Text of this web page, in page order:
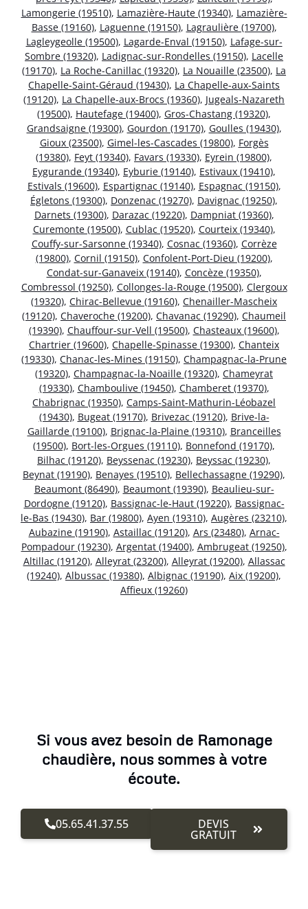
Lamongerie (19510), Lamazière-Haute (19340), Lamazière-
Basse (19160), Laguenne (19150), Lagraulière (19700),
Lagleygeolle (19500), Lagarde-Enval (19150), Lafage-sur-
Sombre (19320), Ladignac-sur-Rondelles (19150), Lacelle
(19170), La Roche-Canillac (19320), La Nouaille (23500), La
Chapelle-Saint-Géraud (19430), La Chapelle-aux-Saints
(19120), La Chapelle-aux-Brocs (19360), Jugeals-Nazareth
(19500), Hautefage (19400), Gros-Chastang (19320),
Grandsaigne (19300), Gourdon (19170), Goulles (19430),
Gioux (23500), Gimel-les-Cascades (19800), Forgès
(19380), Feyt (19340), Favars (19330), Eyrein (19800),
Eygurande (19340), Eyburie (19140), Estivaux (19410),
Estivals (19600), Espartignac (19140), Espagnac (19150),
Égletons (19300), Donzenac (19270), Davignac (19250),
Darnets (19300), Darazac (19220), Dampniat (19360),
Curemonte (19500), Cublac (19520), Courteix (19340),
Couffy-sur-Sarsonne (19340), Cosnac (19360), Corrèze
(19800), Cornil (19150), Confolent-Port-Dieu (19200),
Condat-sur-Ganaveix (19140), Concèze (19350),
Combressol (19250), Collonges-la-Rouge (19500), Clergoux
(19320), Chirac-Bellevue (19160), Chenailler-Mascheix
(19120), Chaveroche (19200), Chavanac (19290), Chaumeil
(19390), Chauffour-sur-Vell (19500), Chasteaux (19600),
Chartrier (19600), Chapelle-Spinasse (19300), Chanteix
(19330), Chanac-les-Mines (19150), Champagnac-la-Prune
(19320), Champagnac-la-Noaille (19320), Chameyrat
(19330), Chamboulive (19450), Chamberet (19370),
Chabrignac (19350), Camps-Saint-Mathurin-Léobazel
(19430), Bugeat (19170), Brivezac (19120), Brive-la-
Gaillarde (19100), Brignac-la-Plaine (19310), Branceilles
(19500), Bort-les-Orgues (19110), Bonnefond (19170),
Bilhac (19120), Beyssenac (19230), Beyssac (19230),
Beynat (19190), Benayes (19510), Bellechassagne (19290),
Beaumont (86490), Beaumont (19390), Beaulieu-sur-
Dordogne (19120), Bassignac-le-Haut (19220), Bassignac-
le-Bas (19430), Bar (19800), Ayen (19310), Augères (23210),
Aubazine (19190), Astaillac (19120), Ars (23480), Arnac-
Pompadour (19230), Argentat (19400), Ambrugeat (19250),
Altillac (19120), Alleyrat (23200), Alleyrat (19200), Allassac
(19240), Albussac (19380), Albignac (19190), Aix (19200),
Affieux (19260)
Si vous avez besoin de Ramonage
chaudière, nous sommes à votre
écoute.
05.65.41.37.55 DEVIS
GRATUIT